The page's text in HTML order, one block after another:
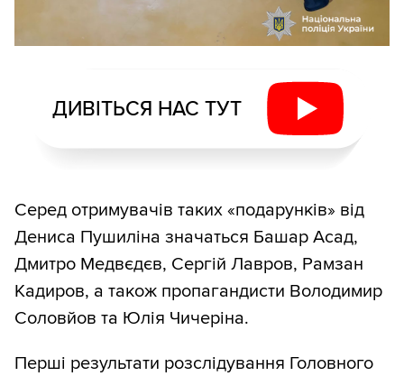
ДИВІТЬСЯ НАС ТУТ
Серед отримувачів таких «подарунків» від
Дениса Пушиліна значаться Башар Асад,
Дмитро Медвєдєв, Сергій Лавров, Рамзан
Кадиров, а також пропагандисти Володимир
Соловйов та Юлія Чичеріна.
Перші результати розслідування Головного